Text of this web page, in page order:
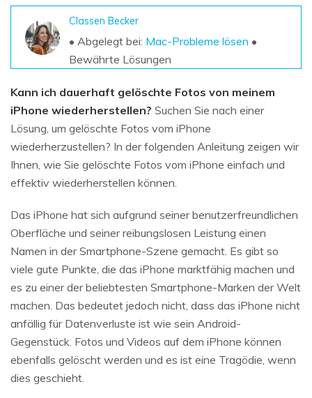
Weitere Produkte
UBackit - Datensicherung
Classen Becker
• Abgelegt bei: Mac-Probleme lösen •
Bewährte Lösungen
Kann ich dauerhaft gelöschte Fotos von meinem
iPhone wiederherstellen? Suchen Sie nach einer
Lösung, um gelöschte Fotos vom iPhone
wiederherzustellen? In der folgenden Anleitung zeigen wir
Ihnen, wie Sie gelöschte Fotos vom iPhone einfach und
effektiv wiederherstellen können.
Das iPhone hat sich aufgrund seiner benutzerfreundlichen
Oberfläche und seiner reibungslosen Leistung einen
Namen in der Smartphone-Szene gemacht. Es gibt so
viele gute Punkte, die das iPhone marktfähig machen und
es zu einer der beliebtesten Smartphone-Marken der Welt
machen. Das bedeutet jedoch nicht, dass das iPhone nicht
anfällig für Datenverluste ist wie sein Android-
Gegenstück. Fotos und Videos auf dem iPhone können
ebenfalls gelöscht werden und es ist eine Tragödie, wenn
dies geschieht.